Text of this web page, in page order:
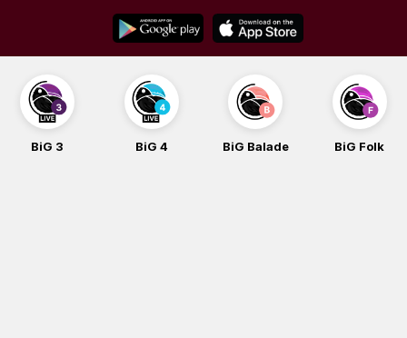
content
BiG 3 BiG 4 BiG Balade BiG Folk